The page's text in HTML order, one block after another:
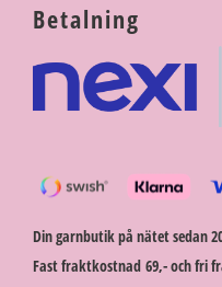
Betalning
Din garnbutik på nätet sedan
Fast fraktkostnad 69,- och fri